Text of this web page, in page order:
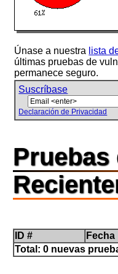
Únase a nuestra lista
últimas pruebas de
permanece seguro.
Suscríbase
Declaración de Privacidad
ID # Fecha
Total: 0 nuevas